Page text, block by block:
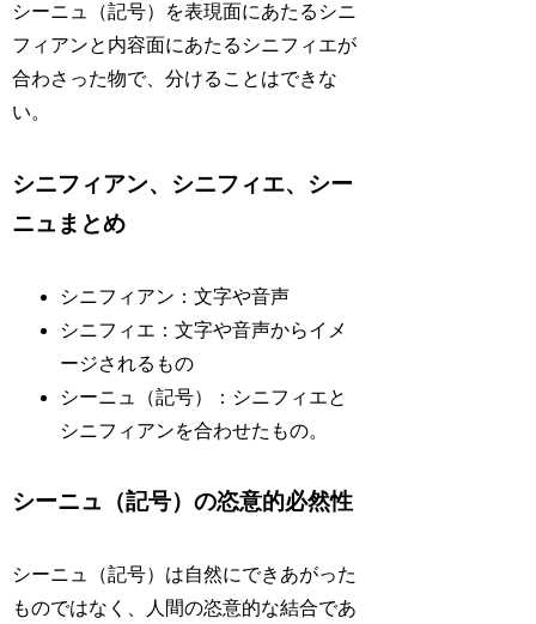
シーニュ（記号）を表現面にあたるシニ
フィアンと内容面にあたるシニフィエが
合わさった物で、分けることはできな
い。
シニフィアン、シニフィエ、シー
ニュまとめ
シニフィアン：文字や音声
シニフィエ：文字や音声からイメ
ージされるもの
シーニュ（記号）：シニフィエと
シニフィアンを合わせたもの。
シーニュ（記号）の恣意的必然性
シーニュ（記号）は自然にできあがった
ものではなく、人間の恣意的な結合であ